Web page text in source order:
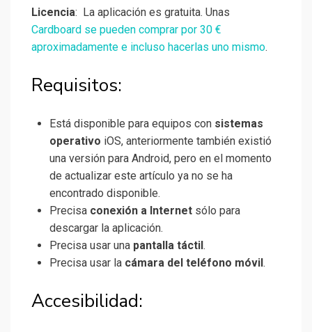
Licencia: La aplicación es gratuita. Unas
Cardboard se pueden comprar por 30 €
aproximadamente e incluso hacerlas uno mismo.
Requisitos:
Está disponible para equipos con sistemas
operativo iOS, anteriormente también existió
una versión para Android, pero en el momento
de actualizar este artículo ya no se ha
encontrado disponible.
Precisa conexión a Internet sólo para
descargar la aplicación.
Precisa usar una pantalla táctil .
Precisa usar la cámara del teléfono móvil .
Accesibilidad: